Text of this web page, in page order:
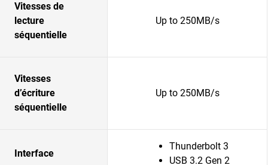
Vitesses de
lecture
séquentielle
Up to 250MB/s
Vitesses
d’écriture
séquentielle
Up to 250MB/s
Interface
Thunderbolt 3
USB 3.2 Gen 2